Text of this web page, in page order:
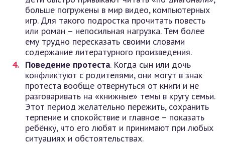
больше погружены в мир видео, компьютерных
игр. Для такого подростка прочитать повесть
или роман – непосильная нагрузка. Тем более
ему трудно пересказать своими словами
содержание литературного произведения.
Поведение протеста. Когда сын или дочь
конфликтуют с родителями, они могут в знак
протеста вообще отвернуться от книги и не
разговаривать на «книжные» темы в кругу семьи.
Этот период желательно пережить, сохранить
терпение и спокойствие и главное – показать
ребёнку, что его любят и принимают при любых
ситуациях и обстоятельствах.